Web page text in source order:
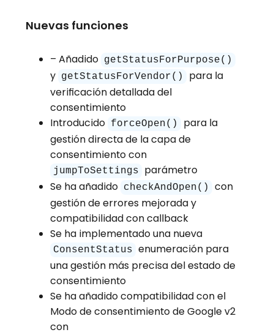
Nuevas funciones
– Añadido getStatusForPurpose()
y getStatusForVendor()
para la
verificación detallada del
consentimiento
Introducido forceOpen()
para la
gestión directa de la capa de
consentimiento con
jumpToSettings
parámetro
Se ha añadido checkAndOpen()
con
gestión de errores mejorada y
compatibilidad con callback
Se ha implementado una nueva
ConsentStatus enumeración para
una gestión más precisa del estado de
consentimiento
Se ha añadido compatibilidad con el
Modo de consentimiento de Google v2
con